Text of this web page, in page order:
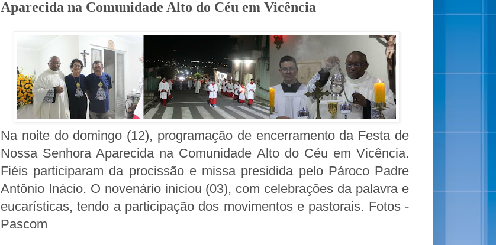
Aparecida na Comunidade Alto do Céu em Vicência
Na noite do domingo (12), programação de encerramento da Festa de
Nossa Senhora Aparecida na Comunidade Alto do Céu em Vicência.
Fiéis participaram da procissão e missa presidida pelo Pároco Padre
Antônio Inácio. O novenário iniciou (03), com celebrações da palavra e
eucarísticas, tendo a participação dos movimentos e pastorais. Fotos -
Pascom